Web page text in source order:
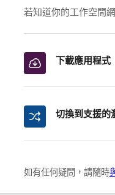
若知道你的工作空間網
下載應用程式
切換到支援的
如有任何疑問，請隨時